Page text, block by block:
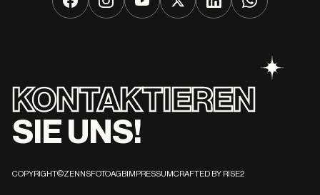
KONTAKTIEREN
SIE UNS!
COPYRIGHT©ZENNSFOTOAGBIMPRESSUMCRAFTED BY RISE2